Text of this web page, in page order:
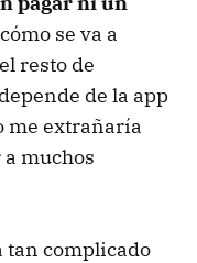
se va a
resto de
de la app
me extrañaría
muchos
tan complicado